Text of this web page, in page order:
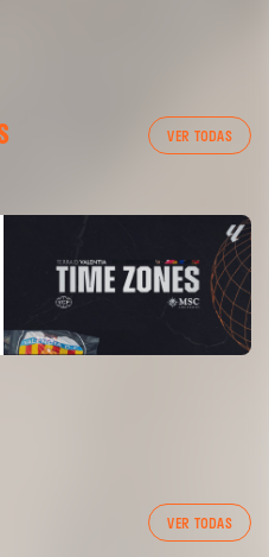
VER TODAS
CF 04/03/26
VER TODAS